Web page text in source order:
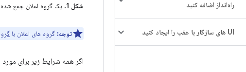
راه‌انداز اضافه کنید
UI های سازگار با عقب را ایجاد کنید
شکل 1. یک گروه اعلان جمع شده
توجه: گروه های اعلان با
اگر همه شرایط زیر برای